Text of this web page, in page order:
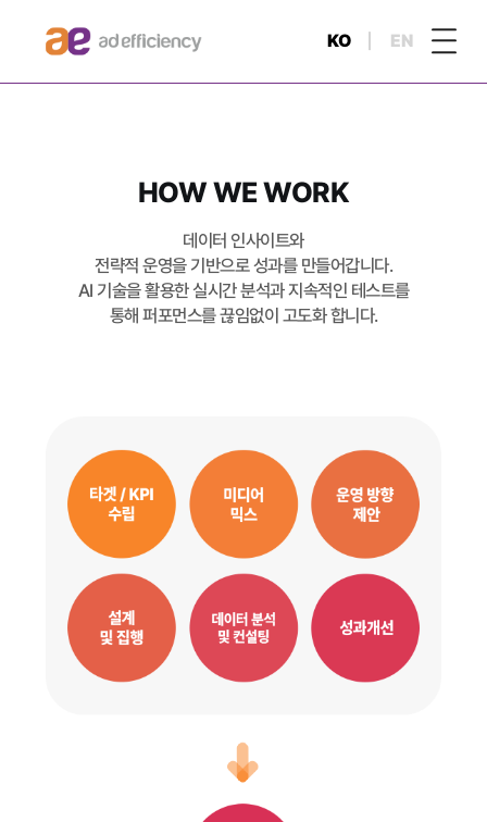
KO EN
HOW WE WORK
데이터 인사이트와
전략적 운영을 기반으로 성과를 만들어갑니다.
AI 기술을 활용한 실시간 분석과 지속적인 테스트를
통해 퍼포먼스를 끊임없이 고도화 합니다.